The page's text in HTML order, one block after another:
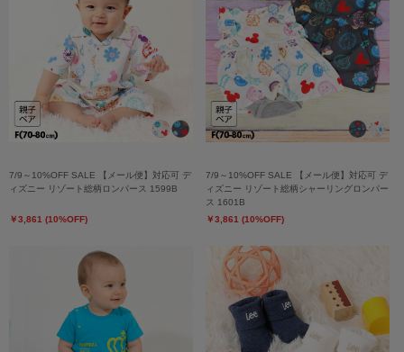
7/9～10%OFF SALE 【メール便】対応可 デ
ィズニー リゾート総柄ロンパース 1599B
￥3,861 (10%OFF)
7/9～10%OFF SALE 【メール便】対応可 デ
ィズニー リゾート総柄シャーリングロンパー
ス 1601B
￥3,861 (10%OFF)